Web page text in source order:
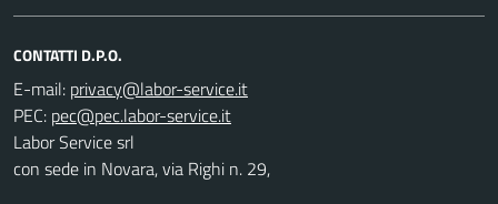
CONTATTI D.P.O.
E-mail:
PEC:
Labor Service srl
con sede in Novara, via Righi n. 29,